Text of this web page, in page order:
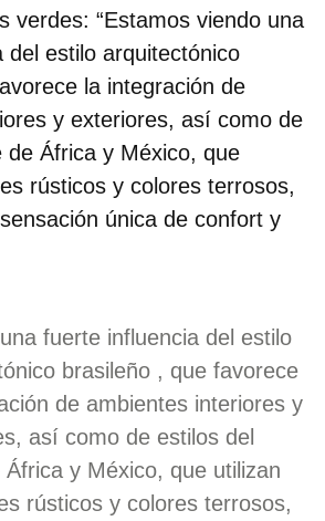
verdes: “Estamos viendo una
del estilo arquitectónico
la integración de
y exteriores, así como de
de África y México, que
rústicos y colores terrosos,
única de confort y
fuerte influencia del estilo
brasileño , que favorece
de ambientes interiores y
así como de estilos del
África y México, que utilizan
rústicos y colores terrosos,